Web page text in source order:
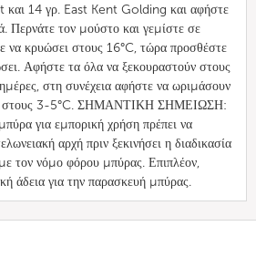
14 γρ. East Kent Golding και αφήστε
Περνάτε τον μούστο και γεμίστε σε
να κρυώσει στους 16°C, τώρα προσθέστε
Αφήστε τα όλα να ξεκουραστούν στους
στη συνέχεια αφήστε να ωριμάσουν
στους 3-5°C. ΣΗΜΑΝΤΙΚΗ ΣΗΜΕΙΩΣΗ:
για εμπορική χρήση πρέπει να
αρχή πριν ξεκινήσει η διαδικασία
τον νόμο φόρου μπύρας. Επιπλέον,
άδεια για την παρασκευή μπύρας.